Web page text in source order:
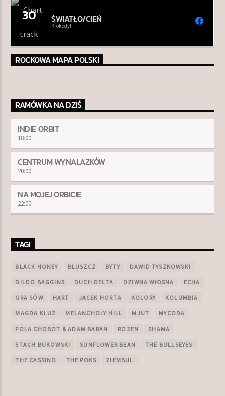
30 ŚWIATŁO/CIEŃ
Krokodyl
ROCKOWA MAPA POLSKI
RAMÓWKA NA DZIŚ
INDIE ORBIT
18:00
CENTRUM WYNALAZKÓW
20:00
NA MOJEJ ORBICIE
22:00
TAGI
BLACK HONEY BLUSZCZ BYTY DAWID TYSZKOWSKI
DILDO BAGGINS DUCH DELTA DZIWNA WIOSNA ECHA
GRA SÓW HART JACEK HORTA KOLORY KOLUMBIA
MAGDA KLUZ MELANCHOLY HILL MJUT MYCODA
POLA CHOBOT & ADAM BARAN ROZEN SHAMA
STACH BUKOWSKI SUNFLOWER BEAN THE BULLSEYES
THE CASSINO THE POKS ZIEMBUL